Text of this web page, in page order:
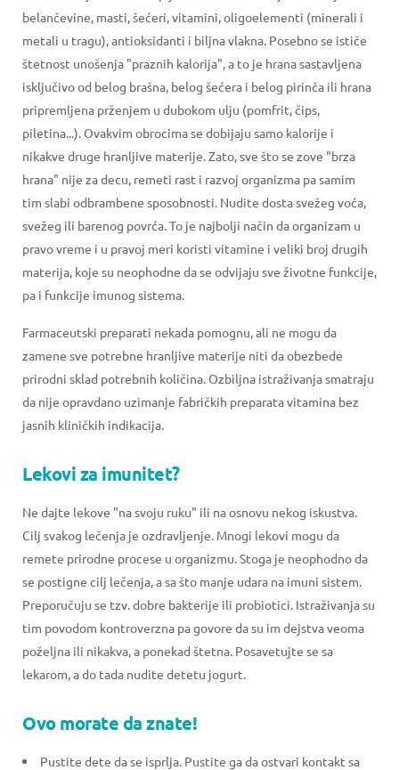
belančevine, masti, šećeri, vitamini, oligoelementi (minerali i
metali u tragu), antioksidanti i biljna vlakna. Posebno se ističe
štetnost unošenja "praznih kalorija", a to je hrana sastavljena
isključivo od belog brašna, belog šećera i belog pirinča ili hrana
pripremljena prženjem u dubokom ulju (pomfrit, čips,
piletina...). Ovakvim obrocima se dobijaju samo kalorije i
nikakve druge hranljive materije. Zato, sve što se zove "brza
hrana" nije za decu, remeti rast i razvoj organizma pa samim
tim slabi odbrambene sposobnosti. Nudite dosta svežeg voća,
svežeg ili barenog povrća. To je najbolji način da organizam u
pravo vreme i u pravoj meri koristi vitamine i veliki broj drugih
materija, koje su neophodne da se odvijaju sve životne funkcije,
pa i funkcije imunog sistema.
Farmaceutski preparati nekada pomognu, ali ne mogu da
zamene sve potrebne hranljive materije niti da obezbede
prirodni sklad potrebnih količina. Ozbiljna istraživanja smatraju
da nije opravdano uzimanje fabričkih preparata vitamina bez
jasnih kliničkih indikacija.
Lekovi za imunitet?
Ne dajte lekove "na svoju ruku" ili na osnovu nekog iskustva.
Cilj svakog lečenja je ozdravljenje. Mnogi lekovi mogu da
remete prirodne procese u organizmu. Stoga je neophodno da
se postigne cilj lečenja, a sa što manje udara na imuni sistem.
Preporučuju se tzv. dobre bakterije ili probiotici. Istraživanja su
tim povodom kontroverzna pa govore da su im dejstva veoma
poželjna ili nikakva, a ponekad štetna. Posavetujte se sa
lekarom, a do tada nudite detetu jogurt.
Ovo morate da znate!
Pustite dete da se isprlja. Pustite ga da ostvari kontakt sa